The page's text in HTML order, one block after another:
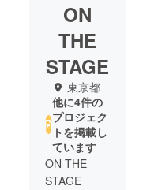
ON
THE
STAGE
東京都
他に4件の
プロジェク
トを掲載し
ています
ON THE
STAGE